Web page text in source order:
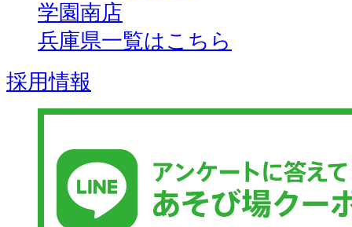
学園南店
兵庫県一覧はこちら
採用情報